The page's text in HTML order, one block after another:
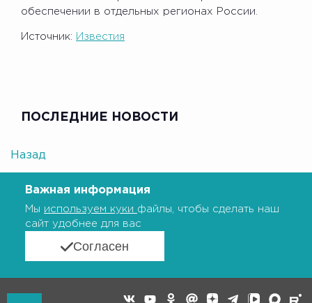
обеспечении в отдельных регионах России.
Источник: Известия
ПОСЛЕДНИЕ НОВОСТИ
Назад
Важная информация
Мы используем куки файлы, чтобы сделать наш
сайт удобнее для вас
Согласен